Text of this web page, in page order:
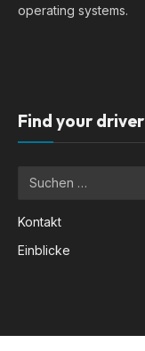
operating systems.
Find your driver
Kontakt
Einblicke